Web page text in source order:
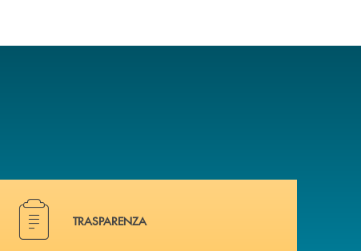
Hai bisogno di alcuni documenti ? Vai alla pagina della
TRASPARENZA